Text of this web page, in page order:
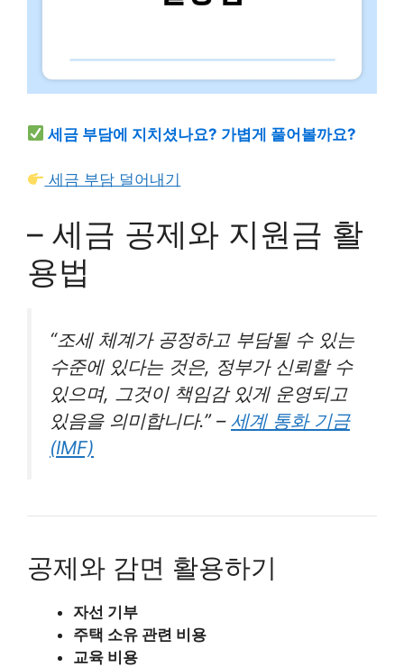
세금 부담에 지치셨나요? 가볍게 풀어볼까요?
세금 부담 덜어내기
– 세금 공제와 지원금 활
용법
“조세 체계가 공정하고 부담될 수 있는
수준에 있다는 것은, 정부가 신뢰할 수
있으며, 그것이 책임감 있게 운영되고
있음을 의미합니다.” – 세계 통화 기금
(IMF)
공제와 감면 활용하기
자선 기부
주택 소유 관련 비용
교육 비용